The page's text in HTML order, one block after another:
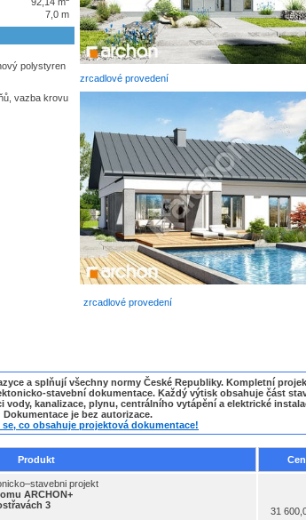
7,0 m
polystyren
vazba krovu
zrcadlové provedení
zrcadlové provedení
a splňují všechny normy České Republiky. Kompletní
stavební dokumentace. Každý výtisk obsahuje část
kanalizace, plynu, centrálního vytápění a elektrické
Dokumentace je bez autorizace.
se, co obsahuje projektová dokumentace!
Produkt
projekt
ARCHON+
3
31